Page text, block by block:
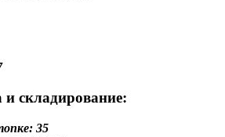
складирование:
35